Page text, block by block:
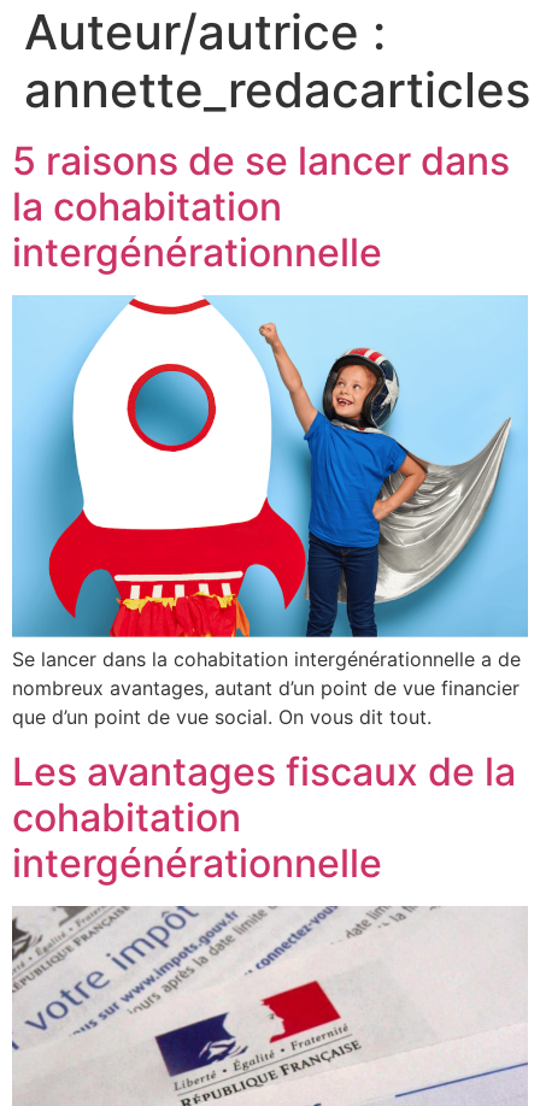
Auteur/autrice :
annette_redacarticles
5 raisons de se lancer dans
la cohabitation
intergénérationnelle
Se lancer dans la cohabitation intergénérationnelle a de
nombreux avantages, autant d’un point de vue financier
que d’un point de vue social. On vous dit tout.
Les avantages fiscaux de la
cohabitation
intergénérationnelle